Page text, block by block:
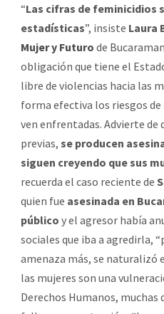
“Las cifras de feminicidios
estadísticas”, insiste Laura
Mujer y Futuro de
obligación que tiene el
libre de violencias hacia las
forma efectiva los riesgos
ven enfrentadas. Advierte de
previas, se producen
siguen creyendo que sus
recuerda el caso reciente de
quien fue asesinada en
público y el agresor había
sociales que iba a agredirla,
amenaza más, se naturalizó
las mujeres son una
Derechos Humanos, muchas